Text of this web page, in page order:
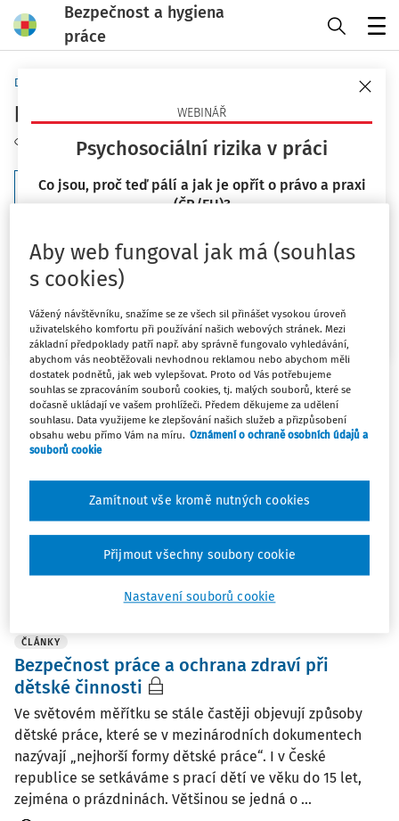
Bezpečnost a hygiena
práce
WEBINÁŘ
Psychosociální rizika v práci
Co jsou, proč teď pálí a jak je opřít o právo a praxi
(ČR/EU)?
Chci více informací
Domů
pracovnělékařský posudek
Sledovat téma
Filtr
Počet vyhledaných dokumentů:3
Řadit podle
ODBORNÍK NA PŘÍJMU
Novinky v oblasti pracovnělékařských
služeb, náročné profese a produkty na
stáří
Při dalším setkání se zaměříme na oblast
ledna 2026, ale i co se chystá Nová profesní rizika –
tuberkulóza, lokální svalová zátěž a další Kde bývají
Mgr. Aneta Kovářová,Mgr. et Mgr. Nikol Michl
ČLÁNKY
Bezpečnost práce a ochrana zdraví při
dětské činnosti
Ve světovém měřítku se stále častěji objevují způsoby
dětské práce, které se v mezinárodních dokumentech
nazývají „nejhorší formy dětské práce“. I v České
republice se setkáváme s prací dětí ve věku do 15 let,
zejména o prázdninách. Většinou se jedná o ...
Aby web fungoval jak má (souhlas
s cookies)
Vážený návštěvníku, snažíme se ze všech sil přinášet vysokou úroveň
uživatelského komfortu při používání našich webových stránek. Mezi
základní předpoklady patří např. aby správně fungovalo vyhledávání,
abychom vás neobtěžovali nevhodnou reklamou nebo abychom měli
dostatek podnětů, jak web vylepšovat. Proto od Vás potřebujeme
souhlas se zpracováním souborů cookies, tj. malých souborů, které se
dočasně ukládají ve vašem prohlížeči. Předem děkujeme za udělení
souhlasu. Data využijeme ke zlepšování našich služeb a přizpůsobení
obsahu webu přímo Vám na míru. Oznámení o ochraně osobních údajů a
souborů cookie
Nastavení souborů cookie
Zamítnout vše kromě nutných cookies
Přijmout všechny soubory cookie